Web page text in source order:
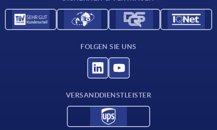
FOLGEN SIE UNS
VERSANDDIENSTLEISTER